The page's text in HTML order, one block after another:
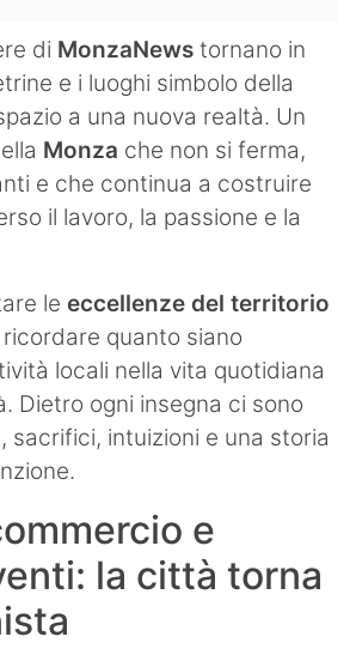
di MonzaNews tornano in
e i luoghi simbolo della
a una nuova realtà. Un
Monza che non si ferma,
e che continua a costruire
il lavoro, la passione e la
le eccellenze del territorio
quanto siano
locali nella vita quotidiana
Dietro ogni insegna ci sono
sacrifici, intuizioni e una storia
e
la città torna